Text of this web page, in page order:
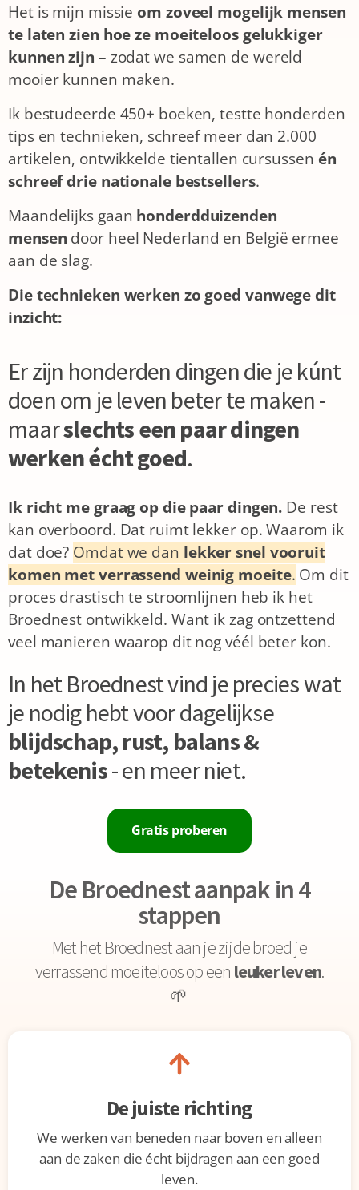
Het is mijn missie om zoveel mogelijk mensen
te laten zien hoe ze moeiteloos gelukkiger
kunnen zijn – zodat we samen de wereld
mooier kunnen maken.
Ik bestudeerde 450+ boeken, testte honderden
tips en technieken, schreef meer dan 2.000
artikelen, ontwikkelde tientallen cursussen én
schreef drie nationale bestsellers.
Maandelijks gaan honderdduizenden
mensen door heel Nederland en België ermee
aan de slag.
Die technieken werken zo goed vanwege dit
inzicht:
Er zijn honderden dingen die je kúnt
doen om je leven beter te maken -
maarslechts een paar dingen
werken écht goed.
Ik richt me graag op die paar dingen. De rest
kan overboord. Dat ruimt lekker op.Waarom ik
dat doe? Omdat we dan lekker snel vooruit
komen met verrassend weinig moeite. Om dit
proces drastisch te stroomlijnen heb ik het
Broednest ontwikkeld. Want ik zag ontzettend
veel manieren waarop dit nog véél beter kon.
In het Broednest vind je precies wat
je nodig hebt voor dagelijkse
blijdschap, rust, balans &
betekenis- en meer niet.
Gratis proberen
De Broednest aanpak in 4
stappen
Met het Broednest aan je zijde broed je
verrassend moeiteloos op een leuker leven.
🌱
De juiste richting
We werken van beneden naar boven en alleen
aan de zaken die écht bijdragen aan een goed
leven.